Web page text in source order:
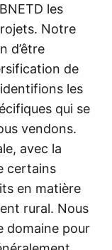
les
Notre
d’être
de
les
qui se
vendons.
avec la
certains
en matière
rural. Nous
domaine pour